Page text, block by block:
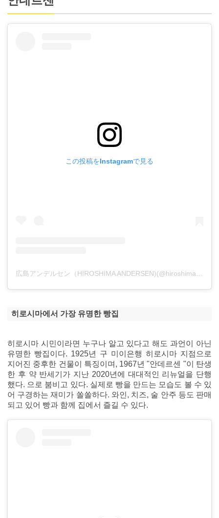
この投稿をInstagramで見る
広島アンデルセン（HIROSHIMA ANDERSEN)(@hiroshima_andersen_official)がシェアした投稿
히로시마에서 가장 유명한 빵집
히로시마 시민이라면 누구나 알고 있다고 해도 과언이 아닌
유명한 빵집이다. 1925년 구 미이은행 히로시마 지점으로
지어진 중후한 건물이 특징이며, 1967년 "안데르센 "이 탄생
한 후 약 반세기가 지난 2020년에 대대적인 리뉴얼을 단행
했다. 으로 붐비고 있다. 실제로 빵을 만드는 모습도 볼 수 있
어 구경하는 재미가 쏠쏠하다. 와인, 치즈, 술 안주 등도 판매
되고 있어 빵과 함께 집에서 즐길 수 있다.